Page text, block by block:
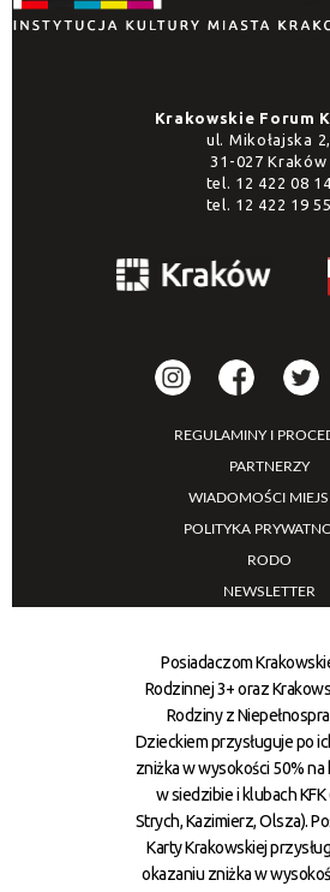
Krakowskie Forum
ul. Mikołajska 2,
31-027 Kraków
tel. 12 422 08 14
tel. 12 422 19 55
REGULAMINY I
PARTNERZY
WIADOMOŚCI
POLITYKA
RODO
NEWSLETTER
Posiadaczom
Rodzinnej 3+ oraz
Rodziny z
Dzieckiem przysługuje po
zniżka w wysokości 50% na
w siedzibie i klubach KFK
Strych, Kazimierz, Olsza).
Karty Krakowskiej
okazaniu zniżka w